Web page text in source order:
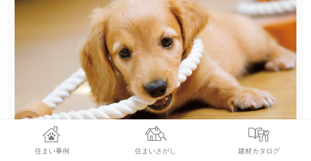
住まい事例 住まいさがし 建材カタログ